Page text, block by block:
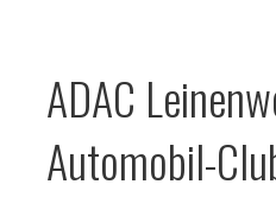
ADAC
Automobil-